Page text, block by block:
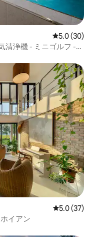
レビュー30
5.0 (30)
清浄機 - ミニゴルフ -
レビュー37
5.0 (37)
イアン